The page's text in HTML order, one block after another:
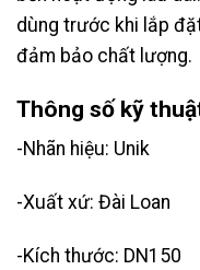
dùng trước khi lắp
đảm bảo chất lượng.
Thông số kỹ
-Nhãn hiệu: Unik
-Xuất xứ: Đài Loan
-Kích thước: DN150